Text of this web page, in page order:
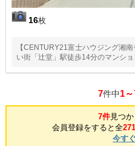
16枚
【CENTURY21富士ハウジング湘
い街「辻堂」駅徒歩14分のマンシ
7件中1
7件見つか
会員登録をすると全
今す